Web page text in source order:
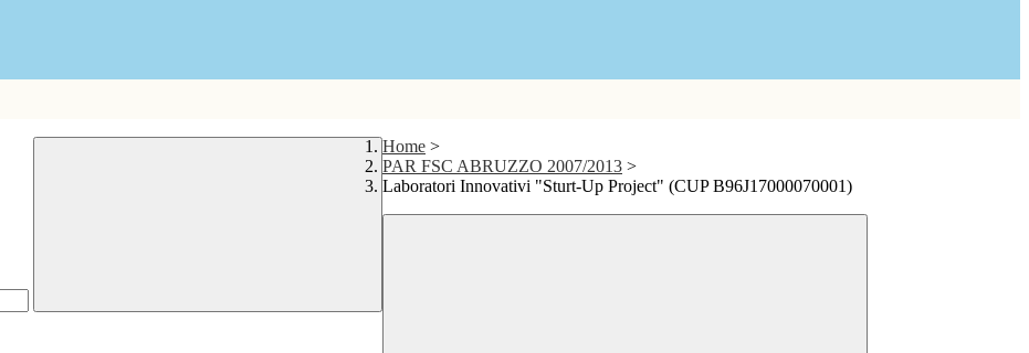
Home >
PAR FSC ABRUZZO 2007/2013 >
Laboratori Innovativi "Sturt-Up Project" (CUP B96J17000070001)